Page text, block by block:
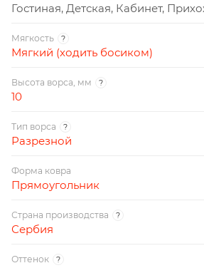
Гостиная, Детская, Кабинет,
Мягкость ?
Мягкий (ходить босиком)
Высота ворса, мм ?
10
Тип ворса ?
Разрезной
Форма ковра
Прямоугольник
Страна производства ?
Сербия
Оттенок ?